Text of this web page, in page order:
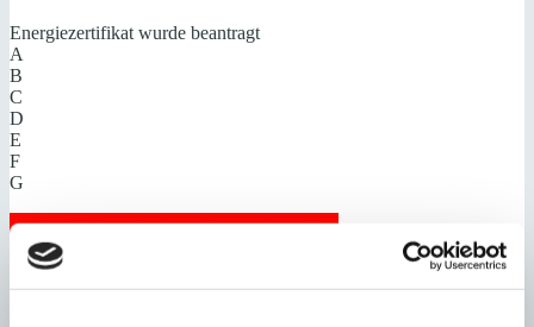
Energiezertifikat wurde beantragt
A
B
C
D
E
F
G
Steuern beim Immobilienkauf auf Mallorca!
Zuständiges Büro